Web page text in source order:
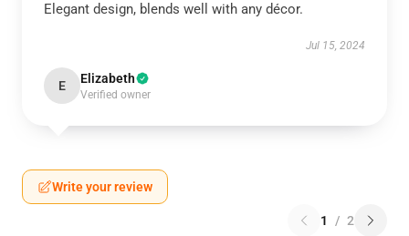
Elegant design, blends well with any décor.
Jul 15, 2024
E Elizabeth
Verified owner
Write your review
1 / 2